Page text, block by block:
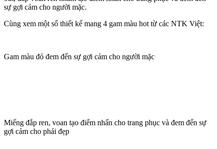
sự gợi cảm cho người mặc.
Cùng xem một số thiết kế mang 4 gam màu hot từ các NTK Việt:
Gam màu đỏ đem đến sự gợi cảm cho người mặc
Miếng đắp ren, voan tạo điểm nhấn cho trang phục và đem đến sự
gợi cảm cho phái đẹp